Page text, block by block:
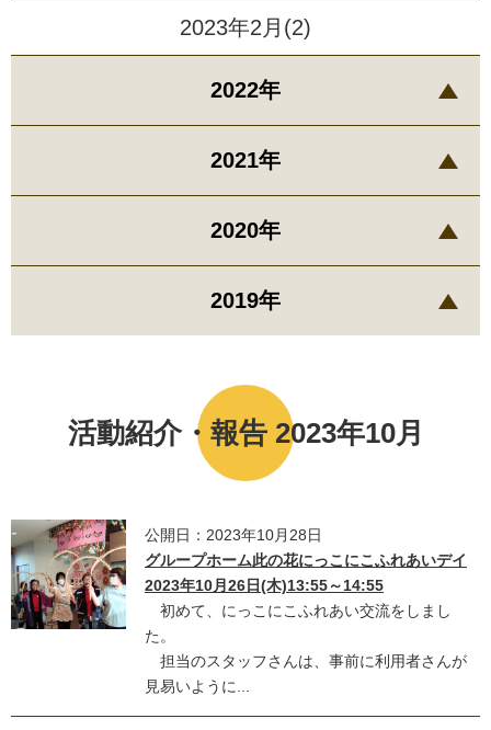
活動紹介・報告 2023年10月
公開日：2023年10月28日
グループホーム此の花にっこにこふれあいデイ
2023年10月26日(木)13:55～14:55
初めて、にっこにこふれあい交流をしまし
た。
担当のスタッフさんは、事前に利用者さんが
見易いように...
2023年2月(2)
2022年
2021年
2020年
2019年